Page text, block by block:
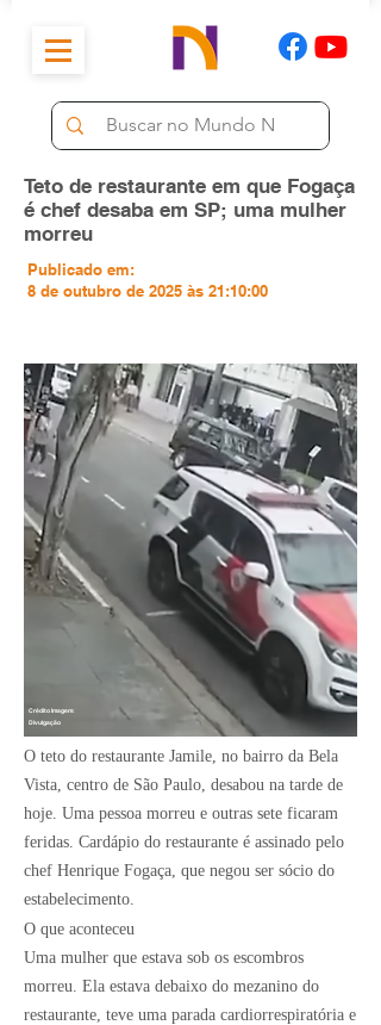
Teto de restaurante em que Fogaça
é chef desaba em SP; uma mulher
morreu
Publicado em:
8 de outubro de 2025 às 21:10:00
Divulgação
Crédito Imagem:
O teto do restaurante Jamile, no bairro da Bela
Vista, centro de São Paulo, desabou na tarde de
hoje. Uma pessoa morreu e outras sete ficaram
feridas. Cardápio do restaurante é assinado pelo
chef Henrique Fogaça, que negou ser sócio do
estabelecimento.
O que aconteceu
Uma mulher que estava sob os escombros
morreu. Ela estava debaixo do mezanino do
restaurante, teve uma parada cardiorrespiratória e